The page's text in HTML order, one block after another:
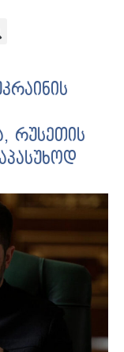
რუსეთის